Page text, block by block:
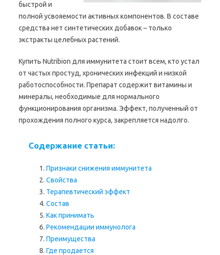
быстрой и
полной усвояемости активных компонентов. В составе
средства нет синтетических добавок – только
экстракты целебных растений.
Купить Nutribion для иммунитета стоит всем, кто устал
от частых простуд, хронических инфекций и низкой
работоспособности. Препарат содержит витамины и
минералы, необходимые для нормального
функционирования организма. Эффект, полученный от
прохождения полного курса, закрепляется надолго.
Содержание статьи:
Признаки снижения иммунитета
Свойства
Терапевтический эффект
Состав
Как принимать
Рекомендации иммунолога
Преимущества
Где продается